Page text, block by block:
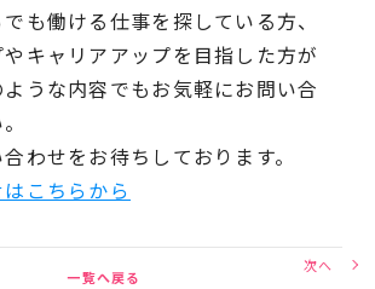
も働ける仕事を探している方、
キャリアアップを目指した方が
うな内容でもお気軽にお問い合
わせをお待ちしております。
こちらから
一覧へ戻る
次へ